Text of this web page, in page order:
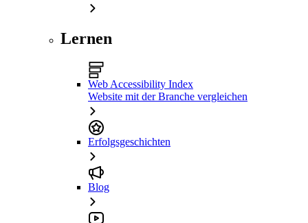
Lernen
Web Accessibility Index
Website mit der Branche vergleichen
Erfolgsgeschichten
Blog